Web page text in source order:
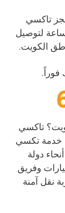
أحجز تاكسي
بسهولة؟ تاكسي الكويت 24 ساعة لتوصيل
الكويت.
تاكسي
خدمة تكسي
دولة
وفريق
نقل آمنة